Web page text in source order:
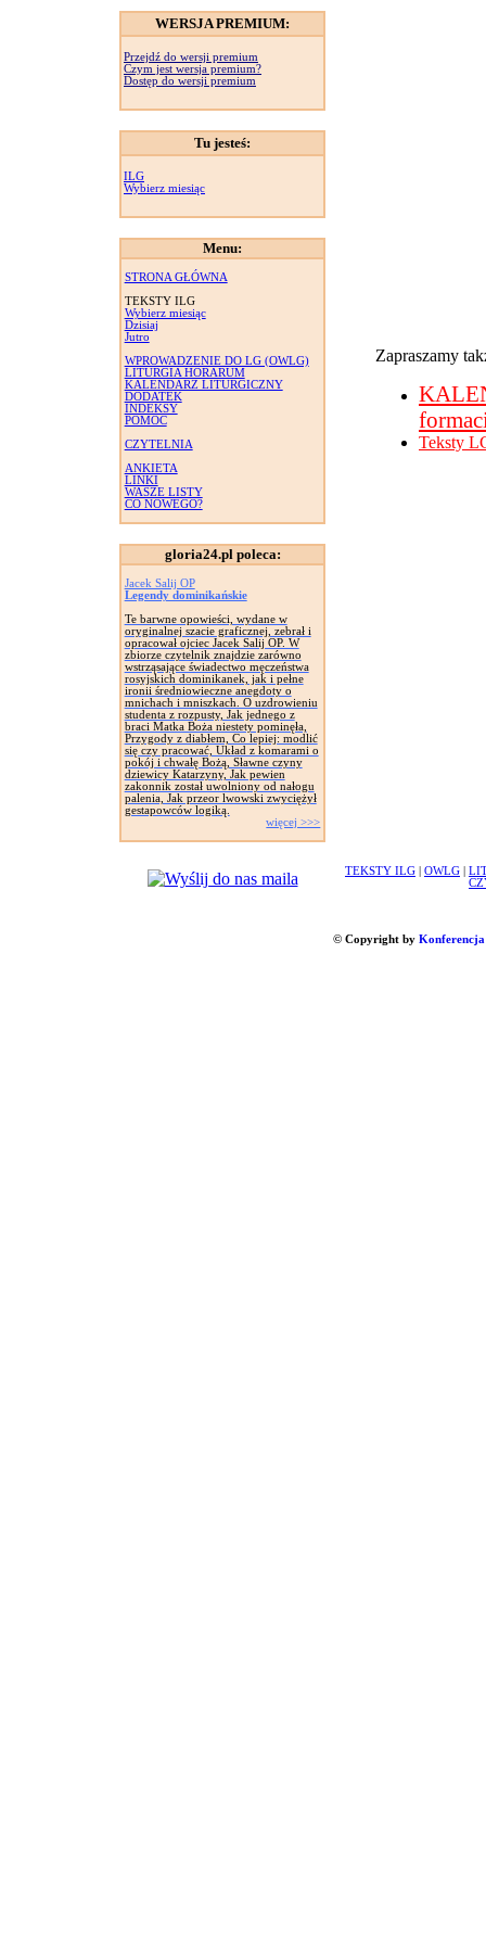
WERSJA PREMIUM:
Przejdź do wersji premium
Czym jest wersja premium?
Dostęp do wersji premium
Tu jesteś:
ILG
Wybierz miesiąc
Menu:
STRONA GŁÓWNA
TEKSTY ILG
Wybierz miesiąc
Dzisiaj
Jutro
WPROWADZENIE DO LG (OWLG)
LITURGIA HORARUM
KALENDARZ LITURGICZNY
DODATEK
INDEKSY
POMOC
CZYTELNIA
ANKIETA
LINKI
WASZE LISTY
CO NOWEGO?
gloria24.pl poleca:
Jacek Salij OP
Legendy dominikańskie
Te barwne opowieści, wydane w
oryginalnej szacie graficznej, zebrał i
opracował ojciec Jacek Salij OP. W
zbiorze czytelnik znajdzie zarówno
wstrząsające świadectwo męczeństwa
rosyjskich dominikanek, jak i pełne
ironii średniowieczne anegdoty o
mnichach i mniszkach. O uzdrowieniu
studenta z rozpusty, Jak jednego z
braci Matka Boża niestety pominęła,
Przygody z diabłem, Co lepiej: modlić
się czy pracować, Układ z komarami o
pokój i chwałę Bożą, Sławne czyny
dziewicy Katarzyny, Jak pewien
zakonnik został uwolniony od nałogu
palenia, Jak przeor lwowski zwyciężył
gestapowców logiką.
więcej >>>
Zapraszamy
Teksty
TEKSTY ILG OWLG
© Copyright by Konferencja